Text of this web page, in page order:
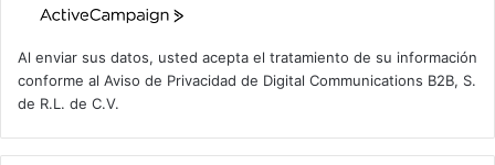
A
v
e
a
m
Al enviar sus datos, usted acepta el tratamiento de su información
conforme al Aviso de Privacidad de Digital Communications B2B, S.
de R.L. de C.V.